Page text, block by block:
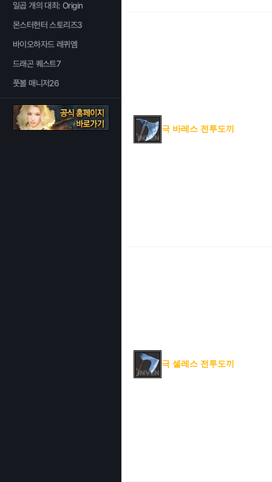
일곱 개의 대죄: Origin
몬스터헌터 스토리즈3
바이오하자드 레퀴엠
드래곤 퀘스트7
풋볼 매니저26
극 바레스 전투도끼
극 셀레스 전투도끼